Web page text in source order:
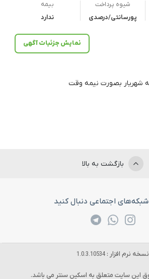
شیوه پرداخت
پورسانتی/درصدی
بیمه
ندارد
نمایش جزئیات آگهی
شهریار بصورت نیمه وقت
بازگشت به بالا
شبکه‌های اجتماعی دنبال کنید
نسخه نرم افزار : 1.0.3.10534